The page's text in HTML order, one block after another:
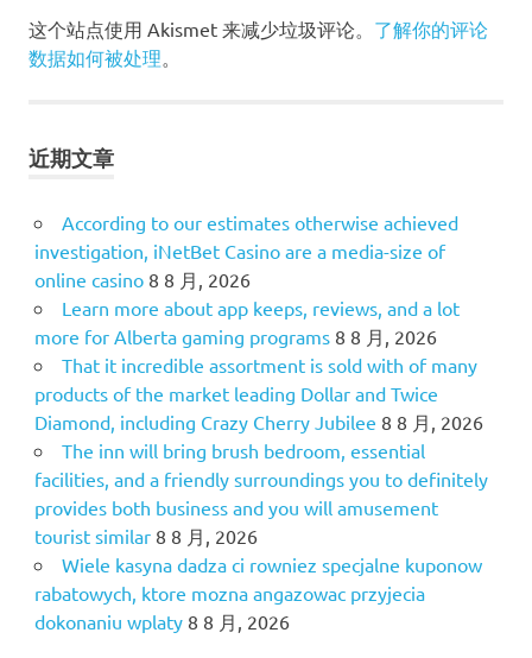
这个站点使用 Akismet 来减少垃圾评论。 了解你的评论
数据如何被处理
近期文章
According to our estimates otherwise achieved
investigation, iNetBet Casino are a media-size of
online casino 8 8 月, 2026
Learn more about app keeps, reviews, and a lot
more for Alberta gaming programs 8 8 月, 2026
That it incredible assortment is sold with of many
products of the market leading Dollar and Twice
Diamond, including Crazy Cherry Jubilee 8 8 月, 2026
The inn will bring brush bedroom, essential
facilities, and a friendly surroundings you to definitely
provides both business and you will amusement
tourist similar 8 8 月, 2026
Wiele kasyna dadza ci rowniez specjalne kuponow
rabatowych, ktore mozna angazowac przyjecia
dokonaniu wplaty 8 8 月, 2026